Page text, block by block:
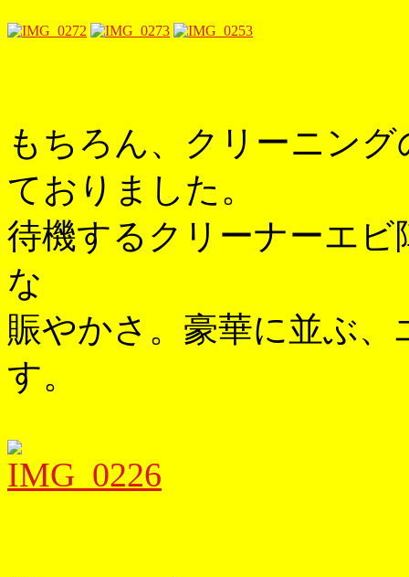
もちろん、クリーニン
ておりました。
待機するクリーナーエ
な
賑やかさ。豪華に並ぶ
す。